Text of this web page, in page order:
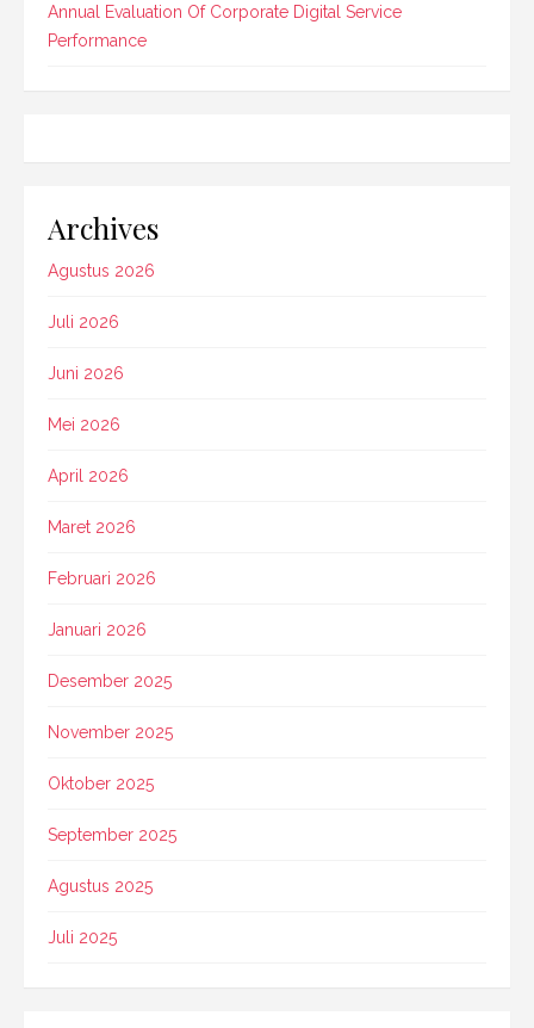
Annual Evaluation Of Corporate Digital Service
Performance
Archives
Agustus 2026
Juli 2026
Juni 2026
Mei 2026
April 2026
Maret 2026
Februari 2026
Januari 2026
Desember 2025
November 2025
Oktober 2025
September 2025
Agustus 2025
Juli 2025